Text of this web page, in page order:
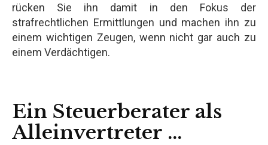
rücken Sie ihn damit in den Fokus der
strafrechtlichen Ermittlungen und machen ihn zu
einem wichtigen Zeugen, wenn nicht gar auch zu
einem Verdächtigen.
Ein Steuerberater als
Alleinvertreter ...